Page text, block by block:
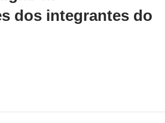
dos integrantes do